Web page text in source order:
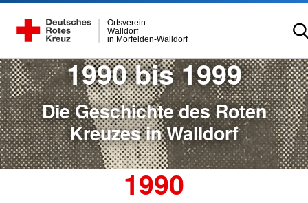
in Mörfelden-Walldorf
Walldorf
Ortsverein
1990 bis 1999
Die Geschichte des Roten
Kreuzes in Walldorf
1990